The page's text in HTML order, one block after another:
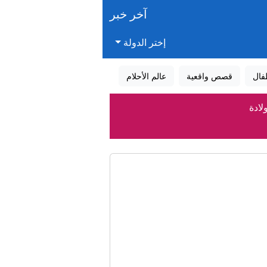
آخر خبر
إختر الدولة
قصص واقعية عالم الأحلام